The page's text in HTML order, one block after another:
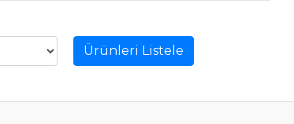
Ürünleri Listele